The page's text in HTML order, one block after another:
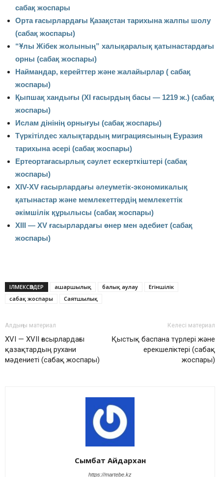
сабақ жоспары
Орта ғасырлардағы Қазақстан тарихына жалпы шолу
(сабақ жоспары)
“Ұлы Жібек жолының” халықаралық қатынастардағы
орны (сабақ жоспары)
Наймандар, керейттер және жалайырлар ( сабақ
жоспары)
Қыпшақ хандығы (ХI ғасырдың басы — 1219 ж.) (сабақ
жоспары)
Ислам дінінің орнығуы (сабақ жоспары)
Түркітілдес халықтардың миграциясының Еуразия
тарихына әсері (сабақ жоспары)
Ертеортағасырлық сәулет ескерткіштері (сабақ
жоспары)
XIV-XV ғасырлардағы әлеуметік-экономикалық
қатынастар және мемлекеттердің мемлекеттік
әкімшілік құрылысы (сабақ жоспары)
XIII — XV ғасырлардағы өнер мен әдебиет (сабақ
жоспары)
ІЛМЕКСӨЗДЕР ашаршылық балық аулау
Егіншілік
сабақ жоспары
Саятшылық
Алдыңғы материал
XVI — XVII ғасырлардағы
қазақтардың рухани
мәдениеті (сабақ жоспары)
Келесі материал
Қыстық баспана түрлері және
ерекшеліктері (сабақ
жоспары)
Сымбат Айдархан
https://martebe.kz